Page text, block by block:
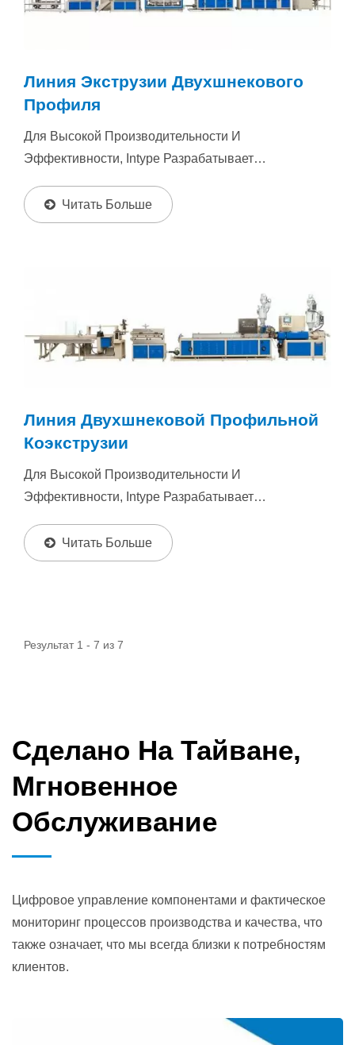
Линия Экструзии Двухшнекового
Профиля
Для Высокой Производительности И
Эффективности, Intype Разрабатывает
Подходящие...
Читать Больше
Линия Двухшнековой Профильной
Коэкструзии
Для Высокой Производительности И
Эффективности, Intype Разрабатывает
Читать Больше
Результат 1 - 7 из 7
Сделано На Тайване,
Мгновенное
Обслуживание
Цифровое управление компонентами и фактическое
мониторинг процессов производства и качества, что
также означает, что мы всегда близки к потребностям
клиентов.